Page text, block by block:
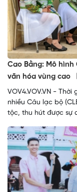
Cao Bằng: Mô
văn hóa vùng cao
VOV4.VOV.VN -
nhiều Câu lạc bộ
tộc, thu hút được sự